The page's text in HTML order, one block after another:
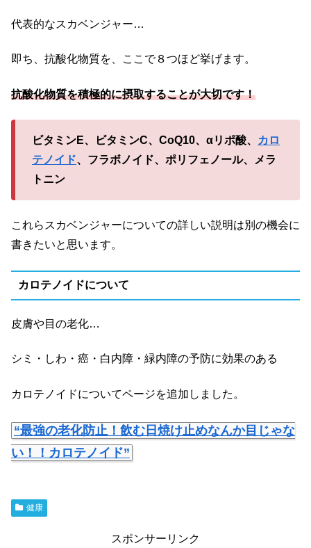
代表的なスカベンジャー…
即ち、抗酸化物質を、ここで８つほど挙げます。
抗酸化物質を積極的に摂取することが大切です！
ビタミンE、ビタミンC、CoQ10、αリポ酸、
カロ
テノイド、フラボノイド、ポリフェノール、メラ
トニン
これらスカベンジャーについての詳しい説明は別の機会に
書きたいと思います。
カロテノイドについて
皮膚や目の老化…
シミ・しわ・癌・白内障・緑内障の予防に効果のある
カロテノイドについてページを追加しました。
“最強の老化防止！飲む日焼け止めなんか目じゃな
い！！カロテノイド”
健康
スポンサーリンク